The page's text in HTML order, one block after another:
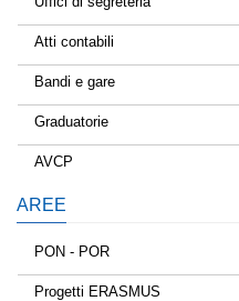
Atti contabili
Bandi e gare
Graduatorie
AVCP
AREE
PON - POR
Tessere la rete
Progetti ERASMUS